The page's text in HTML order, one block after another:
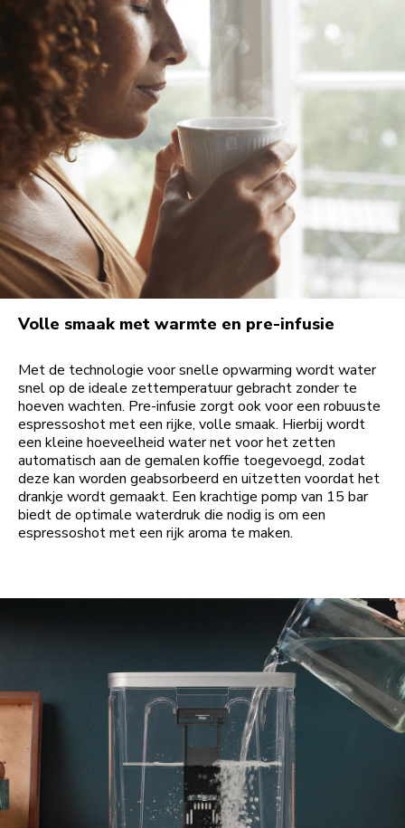
Volle smaak met warmte en pre-infusie
Met de technologie voor snelle opwarming wordt water
snel op de ideale zettemperatuur gebracht zonder te
hoeven wachten. Pre-infusie zorgt ook voor een robuuste
espressoshot met een rijke, volle smaak. Hierbij wordt
een kleine hoeveelheid water net voor het zetten
automatisch aan de gemalen koffie toegevoegd, zodat
deze kan worden geabsorbeerd en uitzetten voordat het
drankje wordt gemaakt. Een krachtige pomp van 15 bar
biedt de optimale waterdruk die nodig is om een
espressoshot met een rijk aroma te maken.